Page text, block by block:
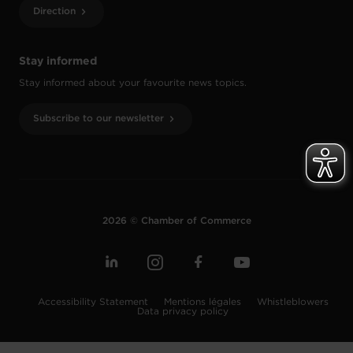
Stay informed
Stay informed about your favourite news topics.
Subscribe to our newsletter
Direction
2026 © Chamber of Commerce
Accessibility Statement Mentions légales
Whistleblowers
Data privacy policy